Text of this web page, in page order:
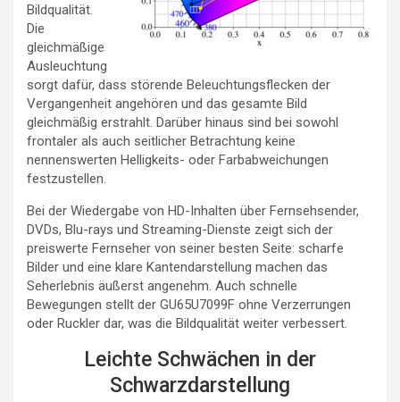
Bildqualität.
Die
gleichmäßige
Ausleuchtung
sorgt dafür, dass störende Beleuchtungsflecken der
Vergangenheit angehören und das gesamte Bild
gleichmäßig erstrahlt. Darüber hinaus sind bei sowohl
frontaler als auch seitlicher Betrachtung keine
nennenswerten Helligkeits- oder Farbabweichungen
festzustellen.
Bei der Wiedergabe von HD-Inhalten über Fernsehsender,
DVDs, Blu-rays und Streaming-Dienste zeigt sich der
preiswerte Fernseher von seiner besten Seite: scharfe
Bilder und eine klare Kantendarstellung machen das
Seherlebnis äußerst angenehm. Auch schnelle
Bewegungen stellt der GU65U7099F ohne Verzerrungen
oder Ruckler dar, was die Bildqualität weiter verbessert.
Leichte Schwächen in der
Schwarzdarstellung